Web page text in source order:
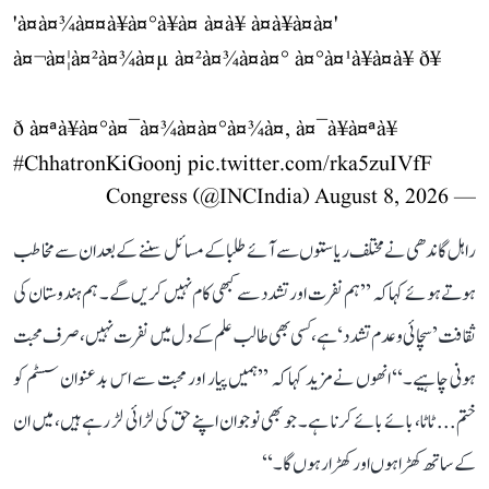
'à¤à¤¾à¤¤à¥à¤°à¥à¤ à¤à¥ à¤à¥à¤à¤'
à¤¬à¤¦à¤²à¤¾à¤µ à¤²à¤¾à¤à¤° à¤°à¤¹à¥à¤à¥ ð¥
ð à¤ªà¥à¤°à¤¯à¤¾à¤à¤°à¤¾à¤, à¤¯à¥à¤ªà¥
#ChhatronKiGoonj pic.twitter.com/rka5zuIVfF
— Congress (@INCIndia)
August 8, 2026
راہل گاندھی نے مختلف ریاستوں سے آئے طلبا کے مسائل سننے کے بعد ان سے مخاطب
ہوتے ہوئے کہا کہ ’’ہم نفرت اور تشدد سے کبھی کام نہیں کریں گے۔ ہم ہندوستان کی
ثقافت ’سچائی و عدم تشدد‘ ہے، کسی بھی طالب علم کے دل میں نفرت نہیں، صرف محبت
ہونی چاہیے۔‘‘ انھوں نے مزید کہا کہ ’’ہمیں پیار اور محبت سے اس بدعنوان سسٹم کو
ختم... ٹاٹا، بائے بائے کرنا ہے۔ جو بھی نوجوان اپنے حق کی لڑائی لڑ رہے ہیں، میں ان
کے ساتھ کھڑا ہوں اور کھڑا رہوں گا۔‘‘